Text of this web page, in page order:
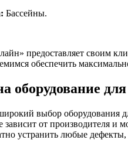
Бассейны.
предоставляет своим
обеспечить
оборудование
выбор оборудования
зависит от производителя и
устранить любые